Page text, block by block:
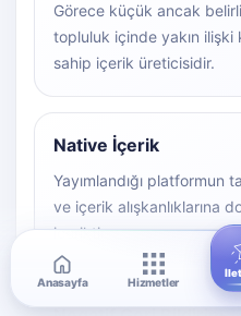
Anasayfa Hizmetler
Görece küçük ancak
topluluk içinde yakın
sahip içerik üreticisidir.
Native İçerik
Yayımlandığı platformun
ve içerik alışkanlıklarına
içeriktir.